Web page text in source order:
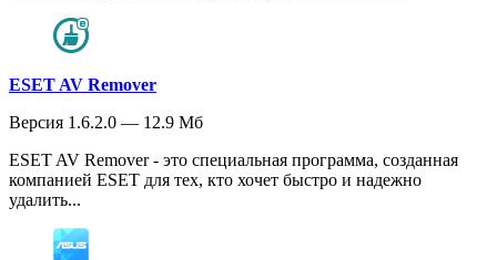
ESET AV Remover
Версия 1.6.2.0 — 12.9 Мб
ESET AV Remover - это специальная программа, созданная
компанией ESET для тех, кто хочет быстро и надежно
удалить...